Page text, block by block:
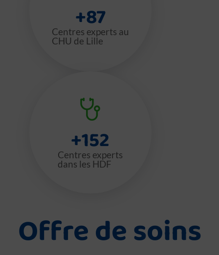
Centres experts au
CHU de Lille
+87
Centres experts
dans les HDF
+152
Offre de soins